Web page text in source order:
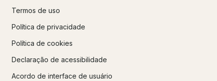
Termos de uso
Política de privacidade
Política de cookies
Declaração de acessibilidade
Acordo de interface de usuário